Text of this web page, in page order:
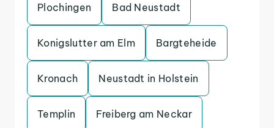
Plochingen Bad Neustadt
Konigslutter am Elm Bargteheide
Kronach Neustadt in Holstein
Templin Freiberg am Neckar